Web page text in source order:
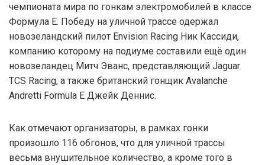
чемпионата мира по гонкам электромобилей в классе
Формула Е. Победу на уличной трассе одержал
новозеландский пилот Envision Racing Ник Кассиди,
компанию которому на подиуме составили ещё один
новозеландец Митч Эванс, представляющий Jaguar
TCS Racing, а также британский гонщик Avalanche
Andretti Formula E Джейк Деннис.
Как отмечают организаторы, в рамках гонки
произошло 116 обгонов, что для уличной трассы
весьма внушительное количество, а кроме того в